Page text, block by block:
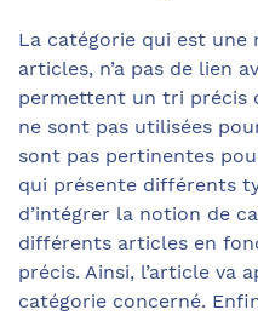
La catégorie qui est
articles, n’a pas de lien
permettent un tri précis
ne sont pas utilisées
sont pas pertinentes
qui présente différents
d’intégrer la notion de
différents articles en
précis. Ainsi, l’article va
catégorie concerné.